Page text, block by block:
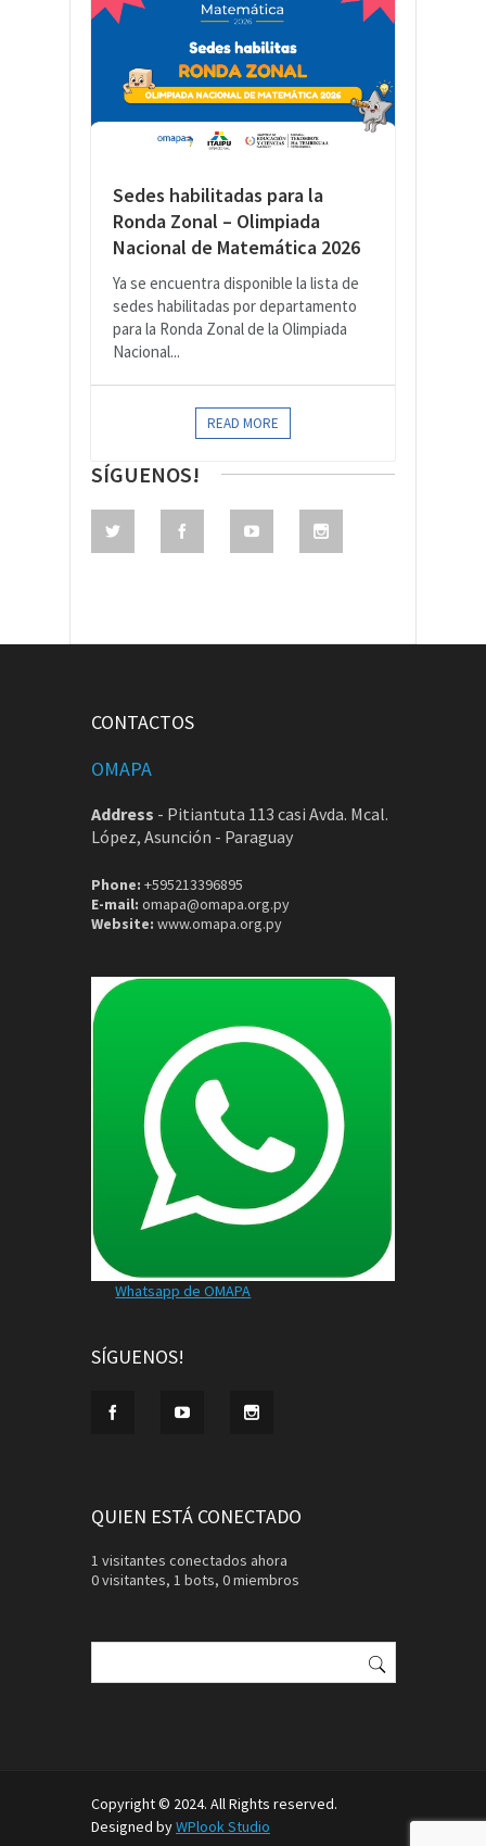
Sedes habilitadas para la
Ronda Zonal – Olimpiada
Nacional de Matemática 2026
Ya se encuentra disponible la lista de
sedes habilitadas por departamento
para la Ronda Zonal de la Olimpiada
Nacional...
READ MORE
SÍGUENOS!
CONTACTOS
OMAPA
Address - Pitiantuta 113 casi Avda. Mcal.
López, Asunción - Paraguay
Phone: +595213396895
E-mail: omapa@omapa.org.py
Website: www.omapa.org.py
Whatsapp de OMAPA
SÍGUENOS!
QUIEN ESTÁ CONECTADO
1 visitantes conectados ahora
0 visitantes, 1 bots, 0 miembros
Buscar:
Copyright © 2024. All Rights reserved.
Designed byWPlook Studio